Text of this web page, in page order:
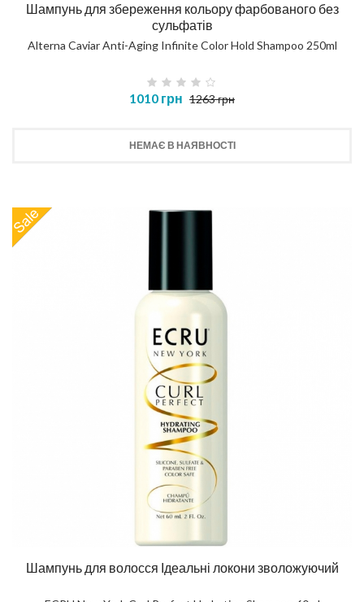
Шампунь для збереження кольору фарбованого без
сульфатів
Alterna Caviar Anti-Aging Infinite Color Hold Shampoo 250ml
1010 грн 1263 грн
НЕМАЄ В НАЯВНОСТІ
Шампунь для волосся Ідеальні локони зволожуючий